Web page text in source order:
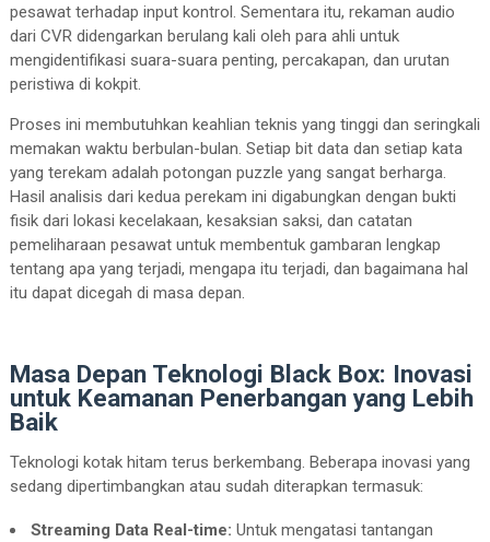
pesawat terhadap input kontrol. Sementara itu, rekaman audio
dari CVR didengarkan berulang kali oleh para ahli untuk
mengidentifikasi suara-suara penting, percakapan, dan urutan
peristiwa di kokpit.
Proses ini membutuhkan keahlian teknis yang tinggi dan seringkali
memakan waktu berbulan-bulan. Setiap bit data dan setiap kata
yang terekam adalah potongan puzzle yang sangat berharga.
Hasil analisis dari kedua perekam ini digabungkan dengan bukti
fisik dari lokasi kecelakaan, kesaksian saksi, dan catatan
pemeliharaan pesawat untuk membentuk gambaran lengkap
tentang apa yang terjadi, mengapa itu terjadi, dan bagaimana hal
itu dapat dicegah di masa depan.
Masa Depan Teknologi Black Box: Inovasi
untuk Keamanan Penerbangan yang Lebih
Baik
Teknologi kotak hitam terus berkembang. Beberapa inovasi yang
sedang dipertimbangkan atau sudah diterapkan termasuk:
Streaming Data Real-time: Untuk mengatasi tantangan